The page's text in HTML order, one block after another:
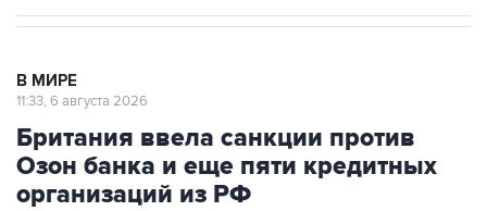
В МИРЕ
11:33, 6 августа 2026
Британия ввела санкции против
Озон банка и еще пяти кредитных
организаций из РФ